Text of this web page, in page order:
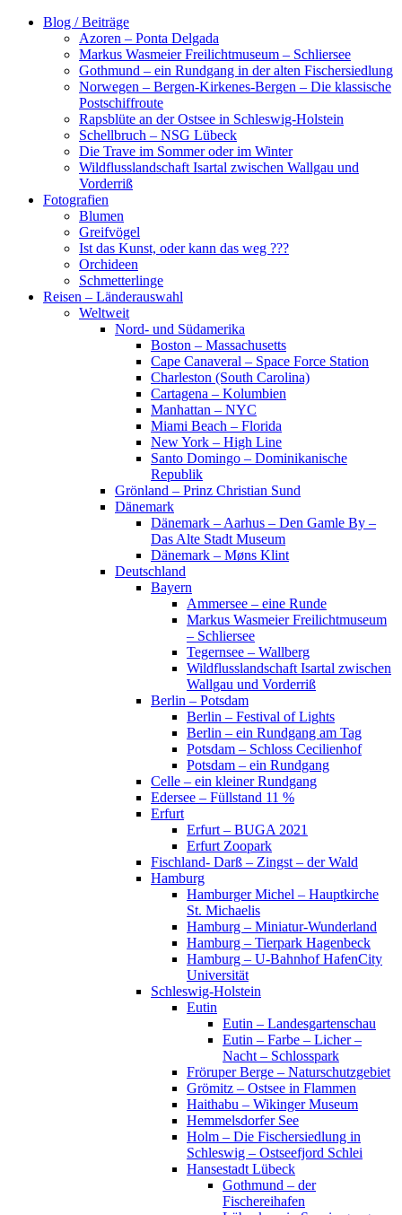
Zum
Blog / Beiträge
Azoren – Ponta Delgada
Markus Wasmeier Freilichtmuseum – Schliersee
Gothmund – ein Rundgang in der alten Fischersiedlung
Norwegen – Bergen-Kirkenes-Bergen – Die klassische
Postschiffroute
Rapsblüte an der Ostsee in Schleswig-Holstein
Schellbruch – NSG Lübeck
Die Trave im Sommer oder im Winter
Wildflusslandschaft Isartal zwischen Wallgau und
Vorderriß
Fotografien
Blumen
Greifvögel
Ist das Kunst, oder kann das weg ???
Orchideen
Schmetterlinge
Reisen – Länderauswahl
Weltweit
Nord- und Südamerika
Boston – Massachusetts
Cape Canaveral – Space Force Station
Charleston (South Carolina)
Cartagena – Kolumbien
Manhattan – NYC
Miami Beach – Florida
New York – High Line
Santo Domingo – Dominikanische
Republik
Grönland – Prinz Christian Sund
Dänemark
Dänemark – Aarhus – Den Gamle By –
Das Alte Stadt Museum
Dänemark – Møns Klint
Deutschland
Bayern
Ammersee – eine Runde
Markus Wasmeier Freilichtmuseum
– Schliersee
Tegernsee – Wallberg
Wildflusslandschaft Isartal zwischen
Wallgau und Vorderriß
Berlin – Potsdam
Berlin – Festival of Lights
Berlin – ein Rundgang am Tag
Potsdam – Schloss Cecilienhof
Potsdam – ein Rundgang
Celle – ein kleiner Rundgang
Edersee – Füllstand 11 %
Erfurt
Erfurt – BUGA 2021
Erfurt Zoopark
Fischland- Darß – Zingst – der Wald
Hamburg
Hamburger Michel – Hauptkirche
St. Michaelis
Hamburg – Miniatur-Wunderland
Hamburg – Tierpark Hagenbeck
Hamburg – U-Bahnhof HafenCity
Universität
Schleswig-Holstein
Eutin
Eutin – Landesgartenschau
Eutin – Farbe – Licher –
Nacht – Schlosspark
Fröruper Berge – Naturschutzgebiet
Grömitz – Ostsee in Flammen
Haithabu – Wikinger Museum
Hemmelsdorfer See
Holm – Die Fischersiedlung in
Schleswig – Ostseefjord Schlei
Hansestadt Lübeck
Gothmund – der
Fischereihafen